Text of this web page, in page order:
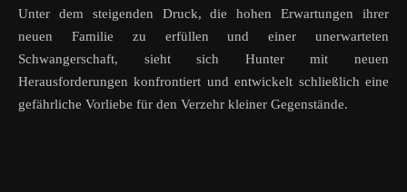
Unter dem steigenden Druck, die hohen Erwartungen ihrer
neuen Familie zu erfüllen und einer unerwarteten
Schwangerschaft, sieht sich Hunter mit neuen
Herausforderungen konfrontiert und entwickelt schließlich eine
gefährliche Vorliebe für den Verzehr kleiner Gegenstände.